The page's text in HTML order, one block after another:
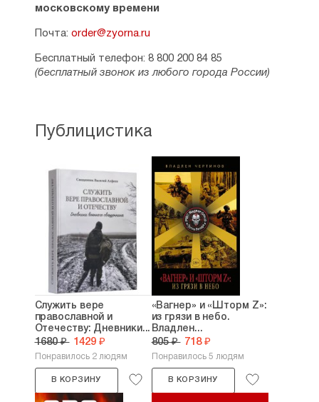
московскому времени
Почта: order@zyorna.ru
Бесплатный телефон: 8 800 200 84 85
(бесплатный звонок из любого города России)
Публицистика
Служить вере
православной и
Отечеству: Дневники...
1680 ₽ 1429 ₽
Понравилось 2 людям
В КОРЗИНУ
«Вагнер» и «Шторм Z»:
из грязи в небо.
Владлен...
805 ₽ 718 ₽
Понравилось 5 людям
В КОРЗИНУ